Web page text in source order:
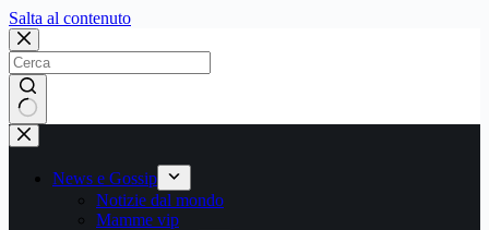
Salta al contenutoSalta
contenuto
Nessun
risultato
News e Gossip
Notizie dal mondo
Mamme vip